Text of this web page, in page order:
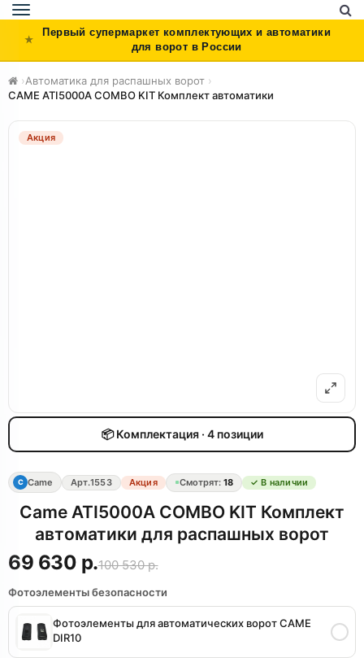
Toggle
navigation
Первый супермаркет комплектующих и автоматики
для ворот в России
›Автоматика для распашных ворот ›
CAME ATI5000A COMBO KIT Комплект автоматики
Акция
📦 Комплектация · 4 позиции
C Came Арт.1553 Акция Смотрят: 18 ✓ В наличии
Came ATI5000A COMBO KIT Комплект
автоматики для распашных ворот
69 630 р.100 530 р.
Фотоэлементы безопасности
Фотоэлементы для автоматических ворот CAME
DIR10